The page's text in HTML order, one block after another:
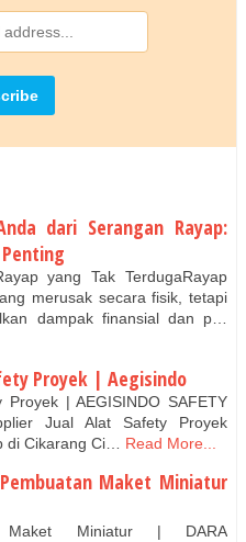
dari Serangan Rayap:
yang Tak TerdugaRayap
merusak secara fisik, tetapi
dampak finansial dan p…
Proyek | Aegisindo
Proyek | AEGISINDO SAFETY
Jual Alat Safety Proyek
di Cikarang Ci…
Read More...
Maket Miniatur
Maket Miniatur | DARA